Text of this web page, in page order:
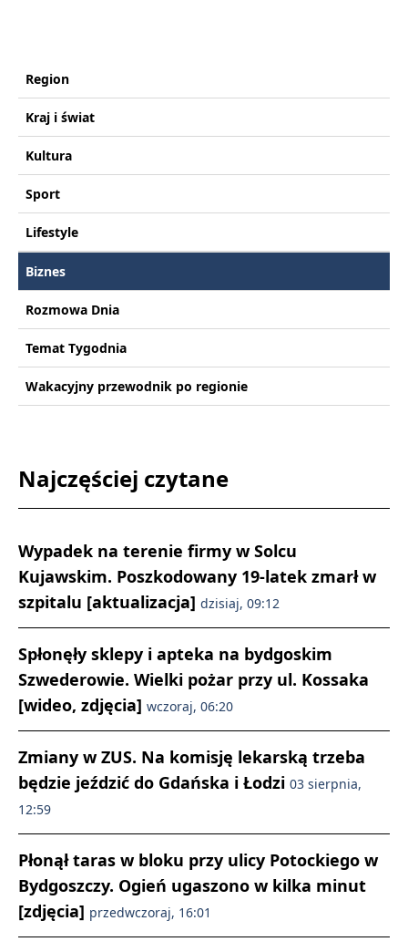
Region
Kraj i świat
Kultura
Sport
Lifestyle
Biznes
Rozmowa Dnia
Temat Tygodnia
Wakacyjny przewodnik po regionie
Najczęściej czytane
Wypadek na terenie firmy w Solcu
Kujawskim. Poszkodowany 19-latek zmarł w
szpitalu [aktualizacja] dzisiaj, 09:12
Spłonęły sklepy i apteka na bydgoskim
Szwederowie. Wielki pożar przy ul. Kossaka
[wideo, zdjęcia] wczoraj, 06:20
Zmiany w ZUS. Na komisję lekarską trzeba
będzie jeździć do Gdańska i Łodzi 03 sierpnia,
12:59
Płonął taras w bloku przy ulicy Potockiego w
Bydgoszczy. Ogień ugaszono w kilka minut
[zdjęcia] przedwczoraj, 16:01